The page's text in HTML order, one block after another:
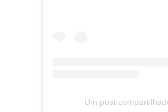
Um post